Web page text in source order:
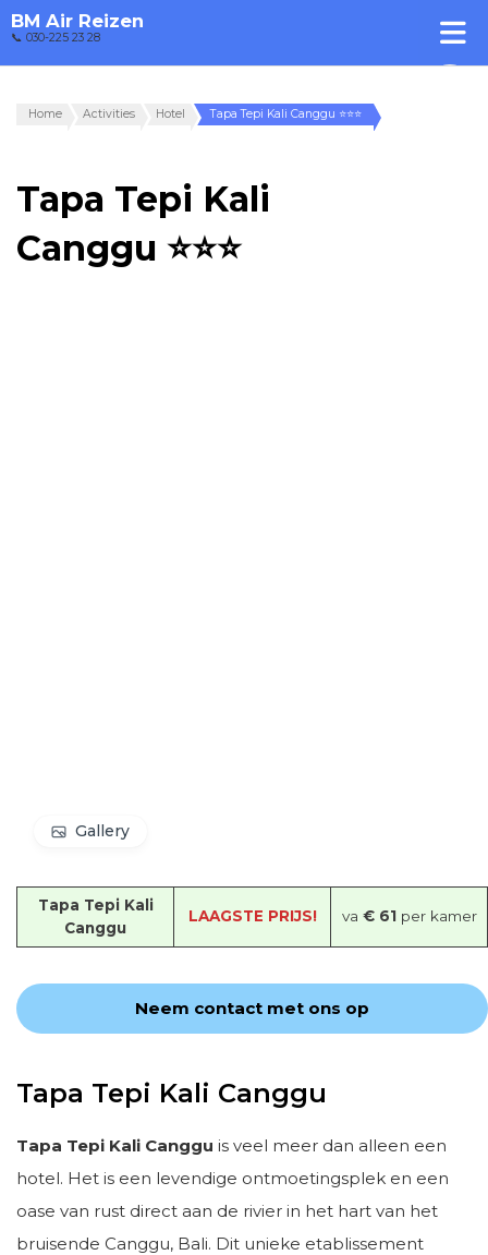
BM Air Reizen
📞 030-225 23 28
Home Activities Hotel Tapa Tepi Kali Canggu ⭐⭐⭐
Tapa Tepi Kali
Canggu ⭐⭐⭐
Gallery
Tapa Tepi Kali
Canggu
LAAGSTE PRIJS! va € 61per kamer
Neem contact met ons op
Tapa Tepi Kali Canggu
Tapa Tepi Kali Canggu is veel meer dan alleen een
hotel. Het is een levendige ontmoetingsplek en een
oase van rust direct aan de rivier in het hart van het
bruisende Canggu, Bali. Dit unieke etablissement